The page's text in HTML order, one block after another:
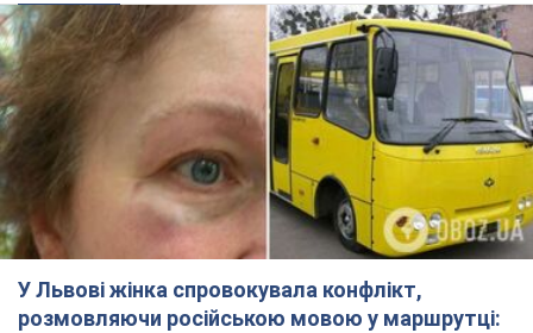
У Львові жінка спровокувала конфлікт,
розмовляючи російською мовою у маршрутці: